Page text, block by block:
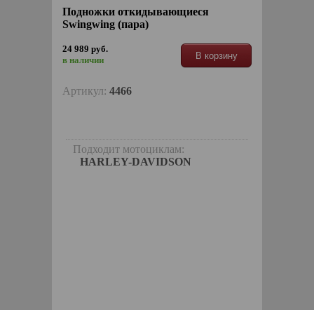
Подножки откидывающиеся
Swingwing (пара)
24 989 руб.
в наличии
В корзину
Артикул: 4466
Подходит мотоциклам:
HARLEY-DAVIDSON